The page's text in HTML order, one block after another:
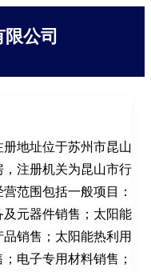
公司
地址位于苏州市昆山
，注册机关为昆山市行
范围包括一般项目：
元器件销售；太阳能
销售；太阳能热利用
电子专用材料销售；